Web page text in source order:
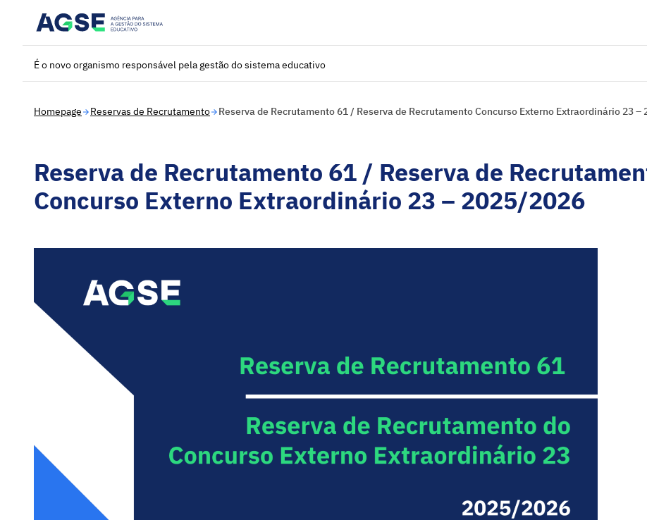
É o novo organismo responsável pela gestão do sistema educativo
Homepage Reservas de Recrutamento Reserva de Recrutamento 61 / Reserva de Recrutamento Concurso Externo Extraordinário 23 –
Reserva de Recrutamento 61 / Reserva de
Concurso Externo Extraordinário 23 – 2025/2026